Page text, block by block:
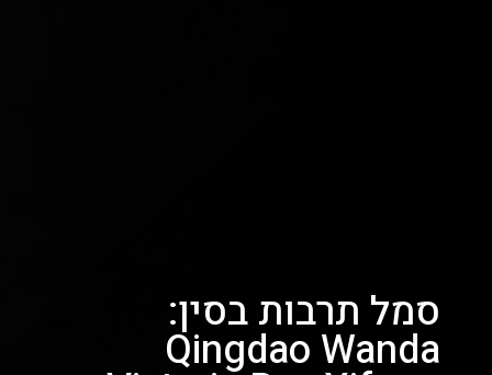
סמל תרבות בסין:
Qingdao Wanda